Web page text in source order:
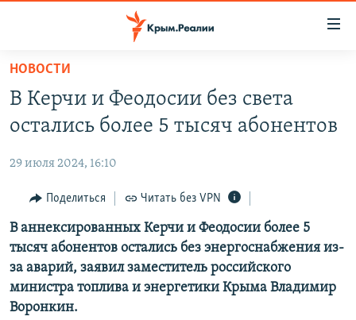
Вернуться
основному
содержанию
навигации
Вернутся
поиску
СПЕЦПРОЕКТЫ
КАРТА ВОЕННЫХ ОБЪЕКТОВ КРЫМА
11 ЛЕТ ОККУПАЦИИ КРЫМА. 11 ИСТОРИЙ СОПРОТИВЛЕНИЯ
ИСТОРИЯ
ЕЩЕ
ИНТЕРАКТИВ
ТЕЛЕПРОЕКТ КРЫМ.РЕАЛИИ
СОВЕТЫ ПРАВОЗАЩИТНИКОВ
РАДІО СВОБОДА
КАК ОБОЙТИ БЛОКИРОВКУ
Українською
НОВОСТИ
В Керчи и Феодосии без света
остались более 5 тысяч абонентов
29 июля 2024, 16:10
Поделиться Читать без VPN
В аннексированных Керчи и Феодосии более 5
тысяч абонентов остались без энергоснабжения из-
за аварий, заявил заместитель российского
министра топлива и энергетики Крыма Владимир
Воронкин.